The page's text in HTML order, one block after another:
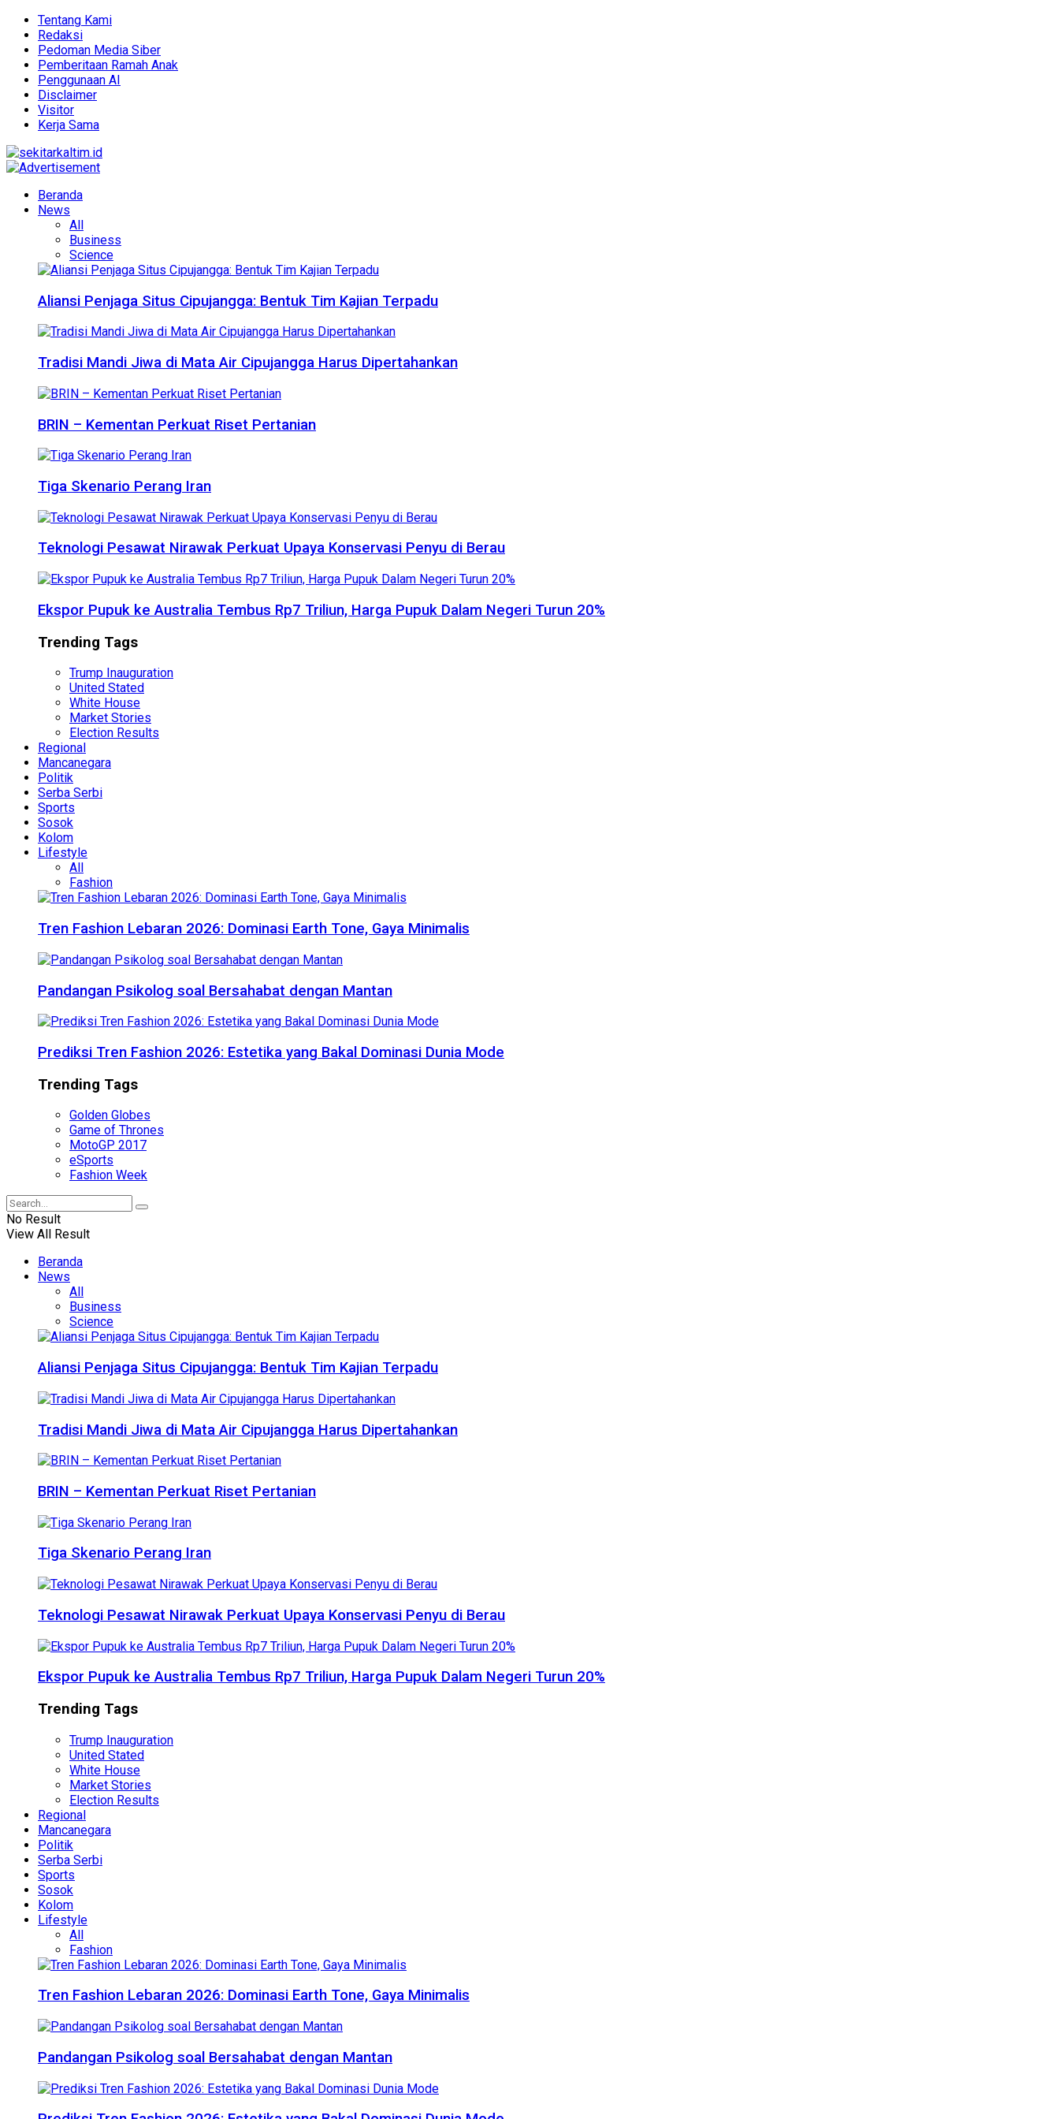
Tentang Kami
Redaksi
Pedoman Media Siber
Pemberitaan Ramah Anak
Penggunaan AI
Disclaimer
Visitor
Kerja Sama
Beranda
News
All
Business
Science
Aliansi Penjaga Situs Cipujangga: Bentuk Tim Kajian Terpadu
Tradisi Mandi Jiwa di Mata Air Cipujangga Harus Dipertahankan
BRIN – Kementan Perkuat Riset Pertanian
Tiga Skenario Perang Iran
Teknologi Pesawat Nirawak Perkuat Upaya Konservasi Penyu di Berau
Ekspor Pupuk ke Australia Tembus Rp7 Triliun, Harga Pupuk Dalam Negeri Turun 20%
Trending Tags
Trump Inauguration
United Stated
White House
Market Stories
Election Results
Regional
Mancanegara
Politik
Serba Serbi
Sports
Sosok
Kolom
Lifestyle
All
Fashion
Tren Fashion Lebaran 2026: Dominasi Earth Tone, Gaya Minimalis
Pandangan Psikolog soal Bersahabat dengan Mantan
Prediksi Tren Fashion 2026: Estetika yang Bakal Dominasi Dunia Mode
Trending Tags
Golden Globes
Game of Thrones
MotoGP 2017
eSports
Fashion Week
No Result
View All Result
Beranda
News
All
Business
Science
Aliansi Penjaga Situs Cipujangga: Bentuk Tim Kajian Terpadu
Tradisi Mandi Jiwa di Mata Air Cipujangga Harus Dipertahankan
BRIN – Kementan Perkuat Riset Pertanian
Tiga Skenario Perang Iran
Teknologi Pesawat Nirawak Perkuat Upaya Konservasi Penyu di Berau
Ekspor Pupuk ke Australia Tembus Rp7 Triliun, Harga Pupuk Dalam Negeri Turun 20%
Trending Tags
Trump Inauguration
United Stated
White House
Market Stories
Election Results
Regional
Mancanegara
Politik
Serba Serbi
Sports
Sosok
Kolom
Lifestyle
All
Fashion
Tren Fashion Lebaran 2026: Dominasi Earth Tone, Gaya Minimalis
Pandangan Psikolog soal Bersahabat dengan Mantan